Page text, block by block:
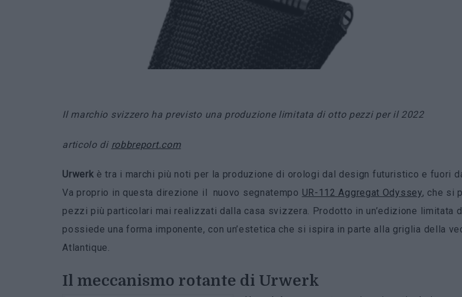
Il marchio svizzero ha previsto una produzione limitata di otto pezzi per il 2022
articolo di robbreport.com
Urwerk è tra i marchi più noti per la produzione di orologi dal design futuristico e fuori
Va proprio in questa direzione il nuovo segnatempo UR-112 Aggregat Odyssey, che si
pezzi più particolari mai realizzati dalla casa svizzera. Prodotto in un’edizione limitata
possiede una forma imponente, con un’estetica che si ispira in parte alla griglia della
Atlantique.
Il meccanismo rotante di Urwerk